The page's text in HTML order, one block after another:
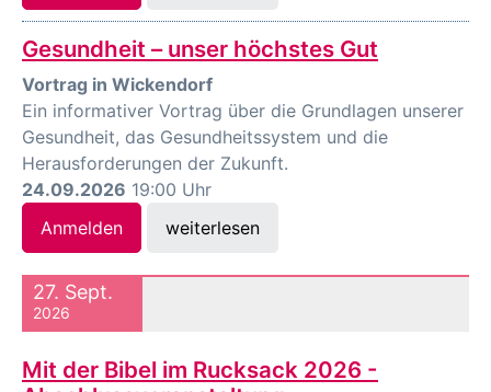
Gesundheit – unser höchstes Gut
Vortrag in Wickendorf
Ein informativer Vortrag über die Grundlagen unserer
Gesundheit, das Gesundheitssystem und die
Herausforderungen der Zukunft.
24.09.2026 19:00 Uhr
Anmelden
weiterlesen
27. Sept.
2026
Mit der Bibel im Rucksack 2026 -